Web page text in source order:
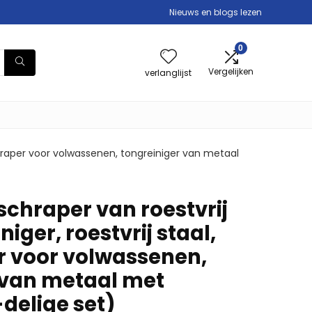
Nieuws en blogs lezen
verlanglijst
0
Vergelijken
voor volwassenen, tongreiniger van metaal
van roestvrij
roestvrij staal,
volwassenen,
metaal met
set)